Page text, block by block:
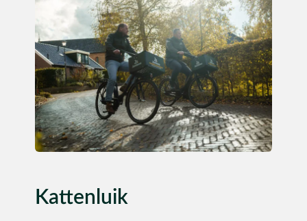
CONTACT
Kattenluik